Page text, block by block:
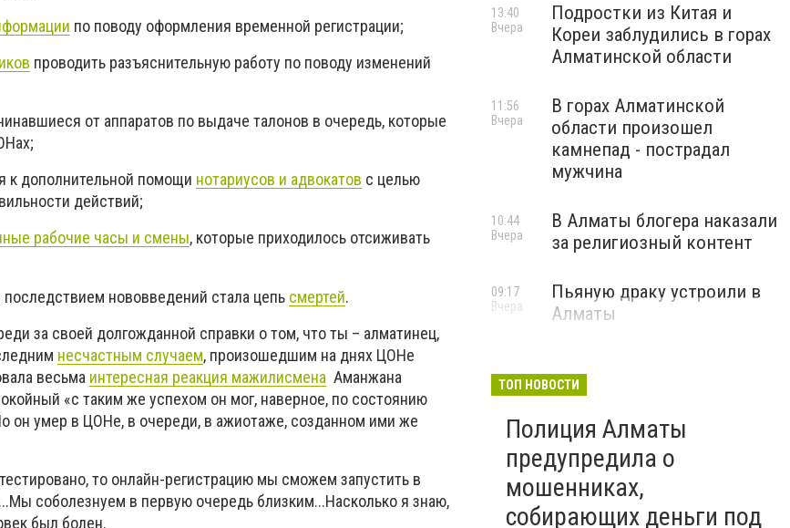
по поводу оформления временной регистрации;
проводить разъяснительную работу по поводу изменений
от аппаратов по выдаче талонов в очередь, которые
к дополнительной помощи нотариусов и адвокатов с целью
действий;
рабочие часы и смены, которые приходилось отсиживать
нововведений стала цепь смертей.
за своей долгожданной справки о том, что ты – алматинец,
несчастным случаем, произошедшим на днях ЦОНе
весьма интересная реакция мажилисмена Аманжана
«с таким же успехом он мог, наверное, по состоянию
он умер в ЦОНе, в очереди, в ажиотаже, созданном ими же
то онлайн-регистрацию мы сможем запустить в
соболезнуем в первую очередь близким...Насколько я знаю,
был болен.
Подростки из Китая и
Кореи заблудились в горах
Алматинской области
13:40
Вчера
В горах Алматинской
области произошел
камнепад - пострадал
мужчина
11:56
Вчера
В Алматы блогера наказали
за религиозный контент
10:44
Вчера
Пьяную драку устроили в
Алматы
09:17
Вчера
ТОП НОВОСТИ
Полиция Алматы
предупредила о
мошенниках,
собирающих деньги под